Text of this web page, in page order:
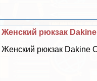
Женский рюкзак
Женский рюкзак Dakine